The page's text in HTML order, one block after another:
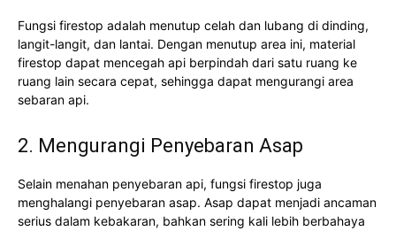
Fungsi firestop adalah menutup celah dan lubang di dinding,
langit-langit, dan lantai. Dengan menutup area ini, material
firestop dapat mencegah api berpindah dari satu ruang ke
ruang lain secara cepat, sehingga dapat mengurangi area
sebaran api.
2. Mengurangi Penyebaran Asap
Selain menahan penyebaran api, fungsi firestop juga
menghalangi penyebaran asap. Asap dapat menjadi ancaman
serius dalam kebakaran, bahkan sering kali lebih berbahaya